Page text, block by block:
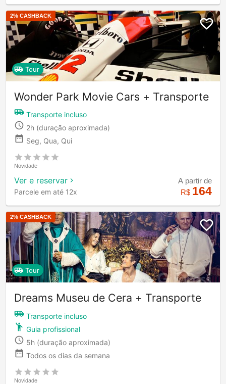
2% CASHBACK
Tour
Wonder Park Movie Cars + Transporte
Transporte incluso
2h (duração aproximada)
Seg, Qua, Qui
Novidade
Ver e reservar
Parcele em até 12x
A partir de
R$ 164
2% CASHBACK
Tour
Dreams Museu de Cera + Transporte
Transporte incluso
Guia profissional
5h (duração aproximada)
Todos os dias da semana
Novidade